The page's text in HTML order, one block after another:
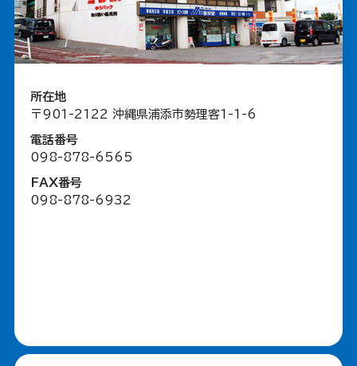
所在地
〒901-2122 沖縄県浦添市勢理客1-1-6
電話番号
098-878-6565
FAX番号
098-878-6932